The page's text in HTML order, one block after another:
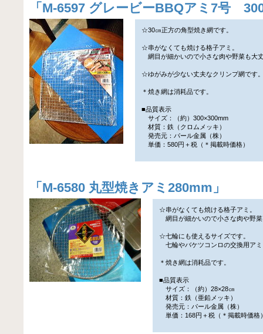
「 M-6597 グレービーBBQアミ7号
☆30㎝正方の角型焼き網です。
☆串がなくても焼ける格子アミ。
網目が細かいので小さな肉や野菜も大
☆ゆがみが少ない丈夫なクリンプ網です
＊焼き網は消耗品です。
■品質表示
サイズ：（約）300×300mm
材質：鉄（クロムメッキ）
発売元：パール金属（株）
単価：580円＋税（＊掲載時価格）
「 M-6580 丸型焼きアミ280mm 」
☆串がなくても焼ける格子アミ。
網目が細かいので小さな肉や野
☆七輪にも使えるサイズです。
七輪やバケツコンロの交換用ア
＊焼き網は消耗品です。
■品質表示
サイズ：（約）28×28㎝
材質：鉄（亜鉛メッキ）
発売元：パール金属（株）
単価：168円＋税（＊掲載時価格